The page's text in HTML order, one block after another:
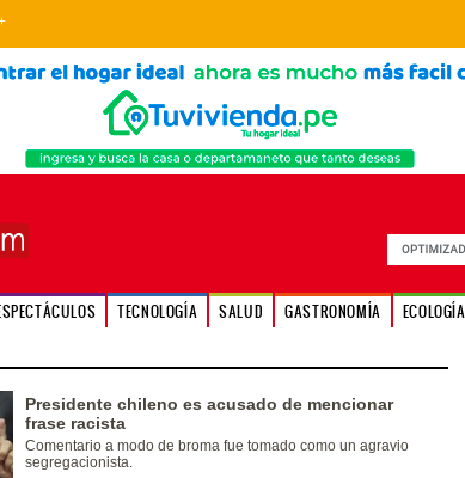
TECNOLOGÍA SALUD GASTRONOMÍA ECOLOGÍA
Presidente chileno es acusado de mencionar
frase racista
Comentario a modo de broma fue tomado como un agravio
segregacionista.